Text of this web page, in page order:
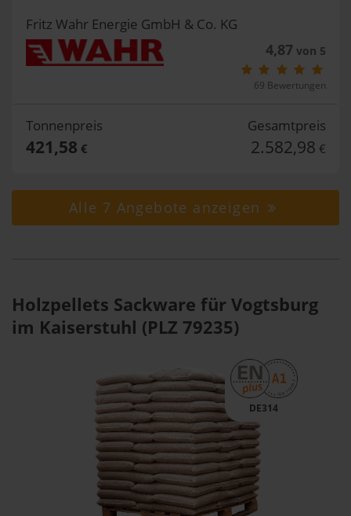
Fritz Wahr Energie GmbH & Co. KG
4,87von 5
69 Bewertungen
Tonnenpreis
421,58 €
Gesamtpreis
2.582,98 €
Alle 7 Angebote anzeigen
Holzpellets Sackware für Vogtsburg
im Kaiserstuhl (PLZ 79235)
DE314